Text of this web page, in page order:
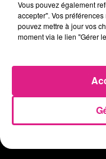
5 août 2026
Casting de Woof : l'Euro-
Vous pouvez également
accepter". Vos
pouvez mettre à jour vos
moment via le lien "Gérer